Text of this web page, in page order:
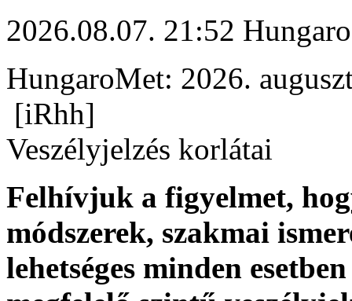
2026.08.07. 21:52
HungaroMet: 2026.
[iRhh]
Veszélyjelzés korlátai
Felhívjuk a figyelmet,
módszerek, szakmai
lehetséges minden